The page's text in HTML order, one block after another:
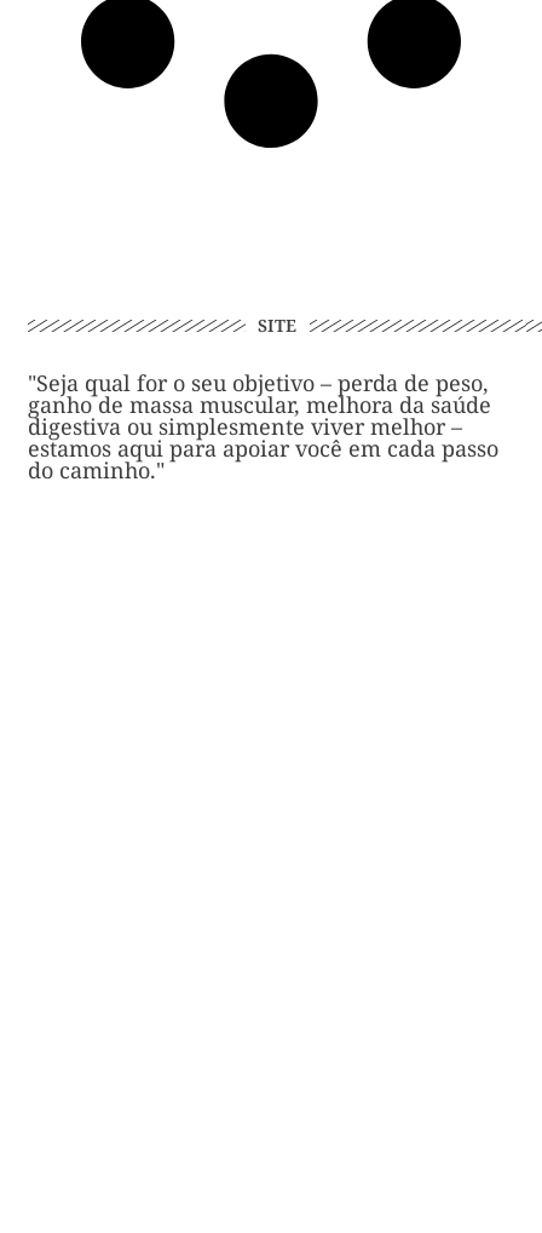
SITE
"Seja qual for o seu objetivo – perda de peso,
ganho de massa muscular, melhora da saúde
digestiva ou simplesmente viver melhor –
estamos aqui para apoiar você em cada passo
do caminho."